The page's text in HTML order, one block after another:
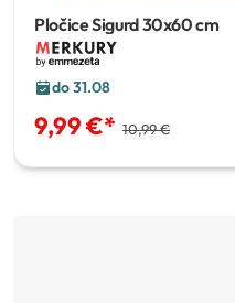
Pločice Sigurd30x60 cm
do 31.08
9,99 €* 10,99 €